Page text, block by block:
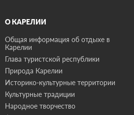
О КАРЕЛИИ
Общая информация об отдыхе в
Карелии
Глава туристской республики
Природа Карелии
Историко-культурные территории
Культурные традиции
Народное творчество